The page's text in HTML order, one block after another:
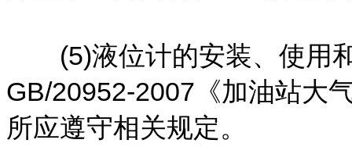
(5)液位计的安装、使用和
GB/20952-2007《加油站大
所应遵守相关规定。